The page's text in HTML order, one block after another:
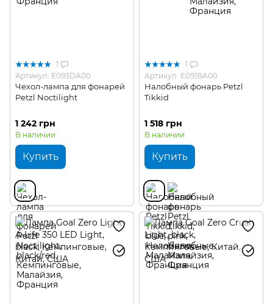
1
Артикул: E093DA00
Чехол-лампа для фонарей
Petzl Noctilight
1 242 грн
В наличии
Купить
1
Артикул: E091BA00
Налобный фонарь Petzl
Tikkid
1 518 грн
В наличии
Купить